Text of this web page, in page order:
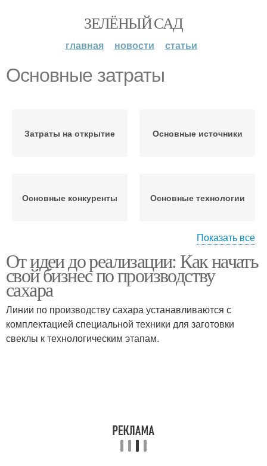
ЗЕЛЁНЫЙ САД
главная новости статьи
Основные затраты
Затраты на открытие Основные источники
Основные конкуренты Основные технологии
Основные проблемы
Основные
преимущества
Основные способы Основные этапы
Показать все
От идеи до реализации: Как начать
свой бизнес по производству
сахара
Линии по производству сахара устанавливаются с
комплектацией специальной техники для заготовки
свеклы к технологическим этапам.